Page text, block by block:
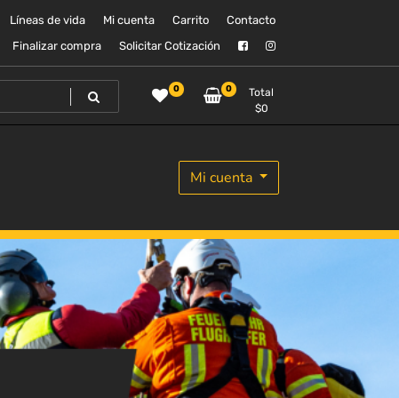
Líneas de vida Mi cuenta Carrito
Contacto
Finalizar compra
Solicitar Cotización
0 0
Total
$0
Mi cuenta